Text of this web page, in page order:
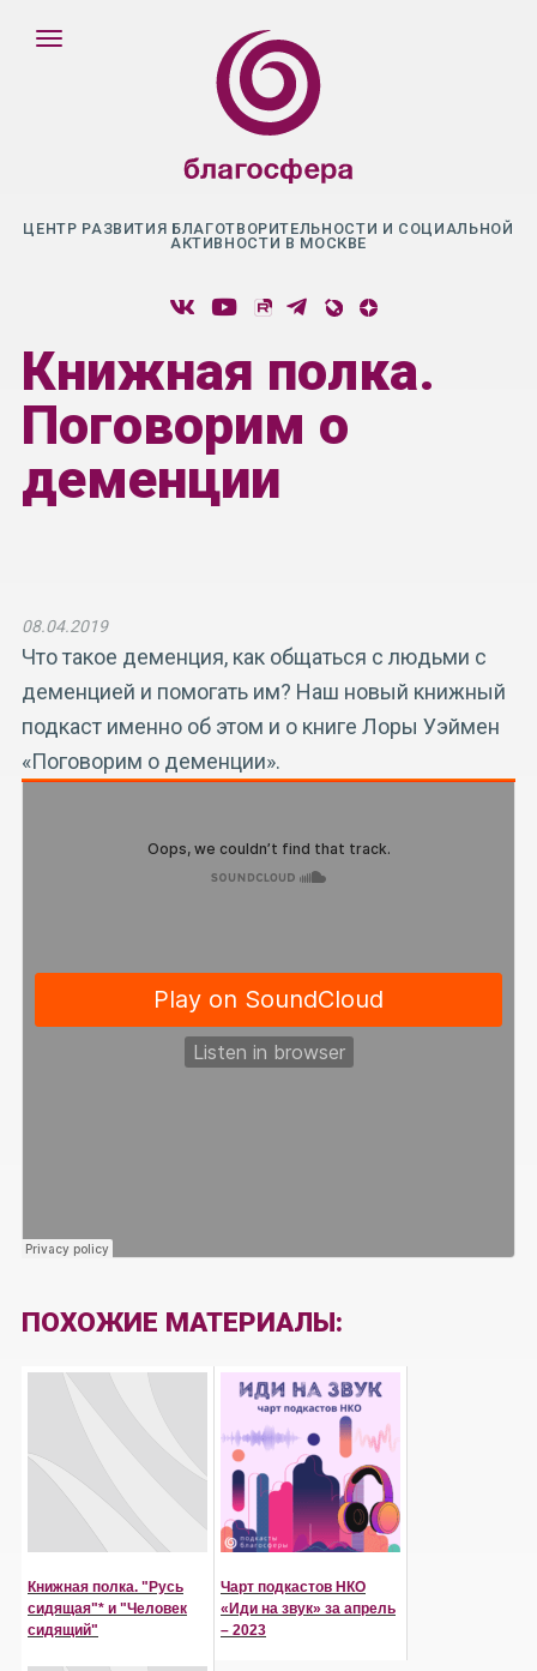
ЦЕНТР РАЗВИТИЯ БЛАГОТВОРИТЕЛЬНОСТИ И СОЦИАЛЬНОЙ
АКТИВНОСТИ В МОСКВЕ
Книжная полка.
Поговорим о
деменции
08.04.2019
Что такое деменция, как общаться с людьми с
деменцией и помогать им? Наш новый книжный
подкаст именно об этом и о книге Лоры Уэймен
«Поговорим о деменции».
ПОХОЖИЕ МАТЕРИАЛЫ:
Книжная полка. "Русь
сидящая"* и "Человек
сидящий"
Чарт подкастов НКО
«Иди на звук» за апрель
– 2023